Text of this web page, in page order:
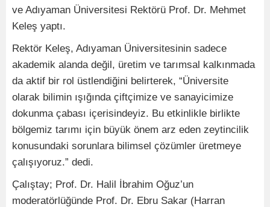
ve Adıyaman Üniversitesi Rektörü Prof. Dr. Mehmet
Keleş yaptı.
Rektör Keleş, Adıyaman Üniversitesinin sadece
akademik alanda değil, üretim ve tarımsal kalkınmada
da aktif bir rol üstlendiğini belirterek, “Üniversite
olarak bilimin ışığında çiftçimize ve sanayicimize
dokunma çabası içerisindeyiz. Bu etkinlikle birlikte
bölgemiz tarımı için büyük önem arz eden zeytincilik
konusundaki sorunlara bilimsel çözümler üretmeye
çalışıyoruz.” dedi.
Çalıştay; Prof. Dr. Halil İbrahim Oğuz’un
moderatörlüğünde Prof. Dr. Ebru Sakar (Harran